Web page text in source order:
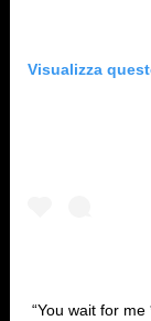
Visualizza
“You wait for